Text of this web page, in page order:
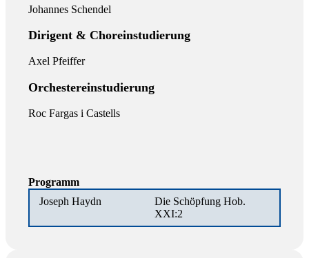
Johannes Schendel
Dirigent & Choreinstudierung
Axel Pfeiffer
Orchestereinstudierung
Roc Fargas i Castells
Programm
Joseph Haydn
Die Schöpfung Hob.
XXI:2